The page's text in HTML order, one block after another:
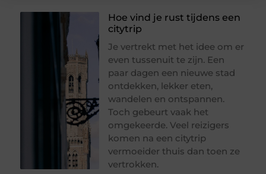
Hoe vind je rust tijdens een
citytrip
Je vertrekt met het idee om er
even tussenuit te zijn. Een
paar dagen een nieuwe stad
ontdekken, lekker eten,
wandelen en ontspannen.
Toch gebeurt vaak het
omgekeerde. Veel reizigers
komen na een citytrip
vermoeider thuis dan toen ze
vertrokken.